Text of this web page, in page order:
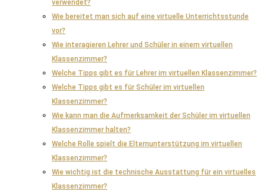
verwendet?
Wie bereitet man sich auf eine virtuelle Unterrichtsstunde
vor?
Wie interagieren Lehrer und Schüler in einem virtuellen
Klassenzimmer?
Welche Tipps gibt es für Lehrer im virtuellen Klassenzimmer?
Welche Tipps gibt es für Schüler im virtuellen
Klassenzimmer?
Wie kann man die Aufmerksamkeit der Schüler im virtuellen
Klassenzimmer halten?
Welche Rolle spielt die Elternunterstützung im virtuellen
Klassenzimmer?
Wie wichtig ist die technische Ausstattung für ein virtuelles
Klassenzimmer?